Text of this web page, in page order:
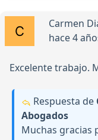
Carmen
hace 4
Excelente trabajo.
Respuesta de
Abogados
Muchas gracias